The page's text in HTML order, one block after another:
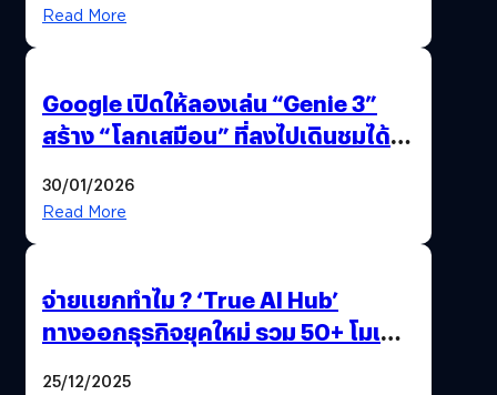
Read More
Google เปิดให้ลองเล่น “Genie 3”
สร้าง “โลกเสมือน” ที่ลงไปเดินชมได้
30/01/2026
Read More
จ่ายแยกทำไม ? ‘True AI Hub’
ทางออกธุรกิจยุคใหม่ รวม 50+ โมเดล
25/12/2025